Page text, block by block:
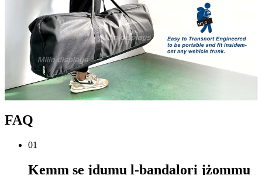
FAQ
01
Kemm se jdumu l-bandalori jżommu